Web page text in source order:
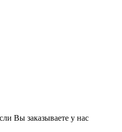
Вы заказываете у нас